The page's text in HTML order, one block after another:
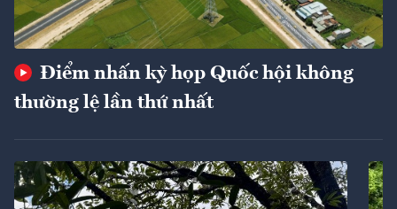
Điểm nhấn kỳ họp Quốc hội không
thường lệ lần thứ nhất